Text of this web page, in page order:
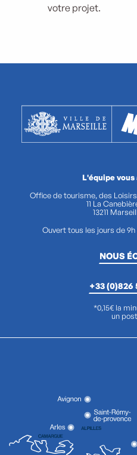
votre projet.
L'équipe
Office de tourisme, des
11 La
13211
Ouvert tous les jours de 9h
NOUS
+33 (0)826
*0,15€ la
un